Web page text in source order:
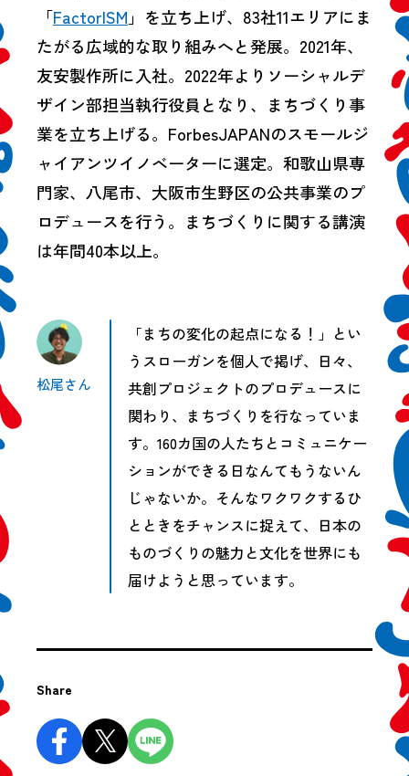
「FactorISM 」を立ち上げ、83社11エリアにま
たがる広域的な取り組みへと発展。2021年、
友安製作所に入社。2022年よりソーシャルデ
ザイン部担当執行役員となり、まちづくり事
業を立ち上げる。ForbesJAPANのスモールジ
ャイアンツイノベーターに選定。和歌山県専
門家、八尾市、大阪市生野区の公共事業のプ
ロデュースを行う。まちづくりに関する講演
は年間40本以上。
松尾さん
「まちの変化の起点になる！」とい
うスローガンを個人で掲げ、日々、
共創プロジェクトのプロデュースに
関わり、まちづくりを行なっていま
す。160カ国の人たちとコミュニケー
ションができる日なんてもうないん
じゃないか。そんなワクワクするひ
とときをチャンスに捉えて、日本の
ものづくりの魅力と文化を世界にも
届けようと思っています。
Share